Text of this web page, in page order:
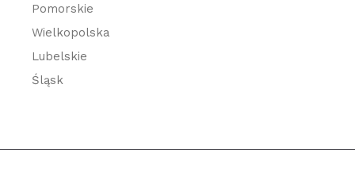
Pomorskie
Wielkopolska
Lubelskie
Śląsk